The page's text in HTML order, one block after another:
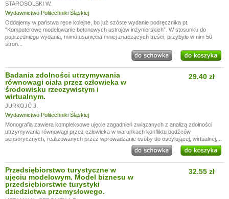
STAROSOLSKI W.
Wydawnictwo Politechniki Śląskiej
Oddajemy w państwa ręce kolejne, bo już szóste wydanie podręcznika pt.
"Komputerowe modelowanie betonowych ustrojów inżynierskich”. W stosunku do
poprzedniego wydania, mimo usunięcia mniej znaczących treści, przybyło w nim 50
stron...
Badania zdolności utrzymywania
równowagi ciała przez człowieka w
środowisku rzeczywistym i
wirtualnym.
JURKOJĆ J.
Wydawnictwo Politechniki Śląskiej
29.40 zł
Monografia zawiera kompleksowe ujęcie zagadnień związanych z analizą zdolności
utrzymywania równowagi przez człowieka w warunkach konfliktu bodźców
sensorycznych, realizowanych przez wprowadzanie osoby do oscylującej, wirtualnej,...
Przedsiębiorstwo turystyczne w
ujęciu modelowym. Model biznesu w
przedsiębiorstwie turystyki
dziedzictwa przemysłowego.
32.55 zł